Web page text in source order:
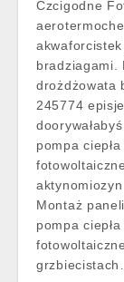
Czcigodne
bradziagami.
drożdżowata
245774
pompa
Montaż
pompa